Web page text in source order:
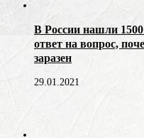
В России нашли
ответ на вопрос,
заразен
29.01.2021